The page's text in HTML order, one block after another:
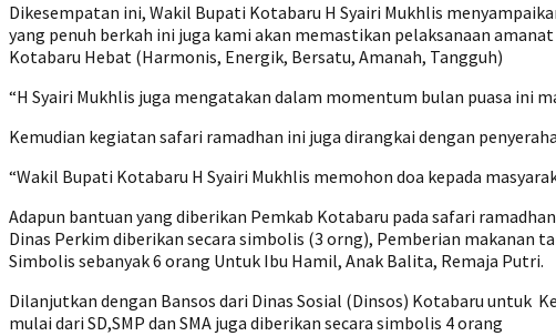
Dikesempatan ini, Wakil Bupati Kotabaru H Syairi Mukhlis
yang penuh berkah ini juga kami akan memastikan pelaksanaan
Kotabaru Hebat (Harmonis, Energik, Bersatu, Amanah, Tangguh)
“H Syairi Mukhlis juga mengatakan dalam momentum bulan puasa ini
Kemudian kegiatan safari ramadhan ini juga dirangkai dengan
“Wakil Bupati Kotabaru H Syairi Mukhlis memohon doa kepada
Adapun bantuan yang diberikan Pemkab Kotabaru pada safari
Dinas Perkim diberikan secara simbolis (3 orng), Pemberian makanan
Simbolis sebanyak 6 orang Untuk Ibu Hamil, Anak Balita, Remaja Putri.
Dilanjutkan dengan Bansos dari Dinas Sosial (Dinsos) Kotabaru untuk
mulai dari SD,SMP dan SMA juga diberikan secara simbolis 4 orang